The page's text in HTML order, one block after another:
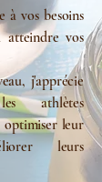
à vos besoins
atteindre vos
j'apprécie
athlètes
optimiser leur
leurs